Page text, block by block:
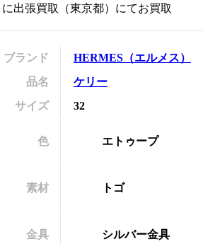
に出張買取 （東京都）にてお買取
ブランド HERMES （エルメス）
品名
ケリー
サイズ
32
色 エトゥープ
素材 トゴ
金具 シルバー金具